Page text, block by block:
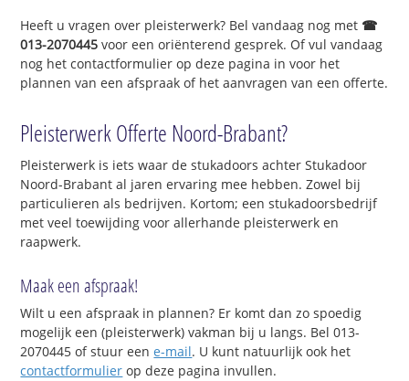
Heeft u vragen over pleisterwerk? Bel vandaag nog met ☎
013-2070445 voor een oriënterend gesprek. Of vul vandaag
nog het contactformulier op deze pagina in voor het
plannen van een afspraak of het aanvragen van een offerte.
Pleisterwerk Offerte Noord-Brabant?
Pleisterwerk is iets waar de stukadoors achter Stukadoor
Noord-Brabant al jaren ervaring mee hebben. Zowel bij
particulieren als bedrijven. Kortom; een stukadoorsbedrijf
met veel toewijding voor allerhande pleisterwerk en
raapwerk.
Maak een afspraak!
Wilt u een afspraak in plannen? Er komt dan zo spoedig
mogelijk een (pleisterwerk) vakman bij u langs. Bel 013-
2070445 of stuur eene-mail. U kunt natuurlijk ook het
contactformulier op deze pagina invullen.